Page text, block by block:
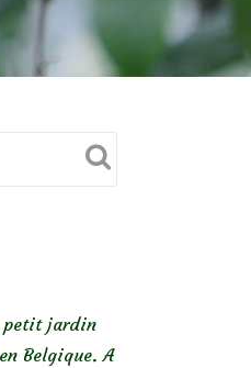
petit jardin
Belgique. A